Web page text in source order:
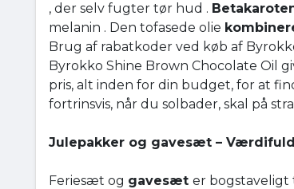
, der selv fugter tør hud .
melanin . Den tofasede olie
Brug af rabatkoder ved køb af
Byrokko Shine Brown Chocolate Oil
pris, alt inden for din budget, for at
fortrinsvis, når du solbader, skal på
Julepakker og gavesæt –
Feriesæt og gavesæt er bogstaveligt